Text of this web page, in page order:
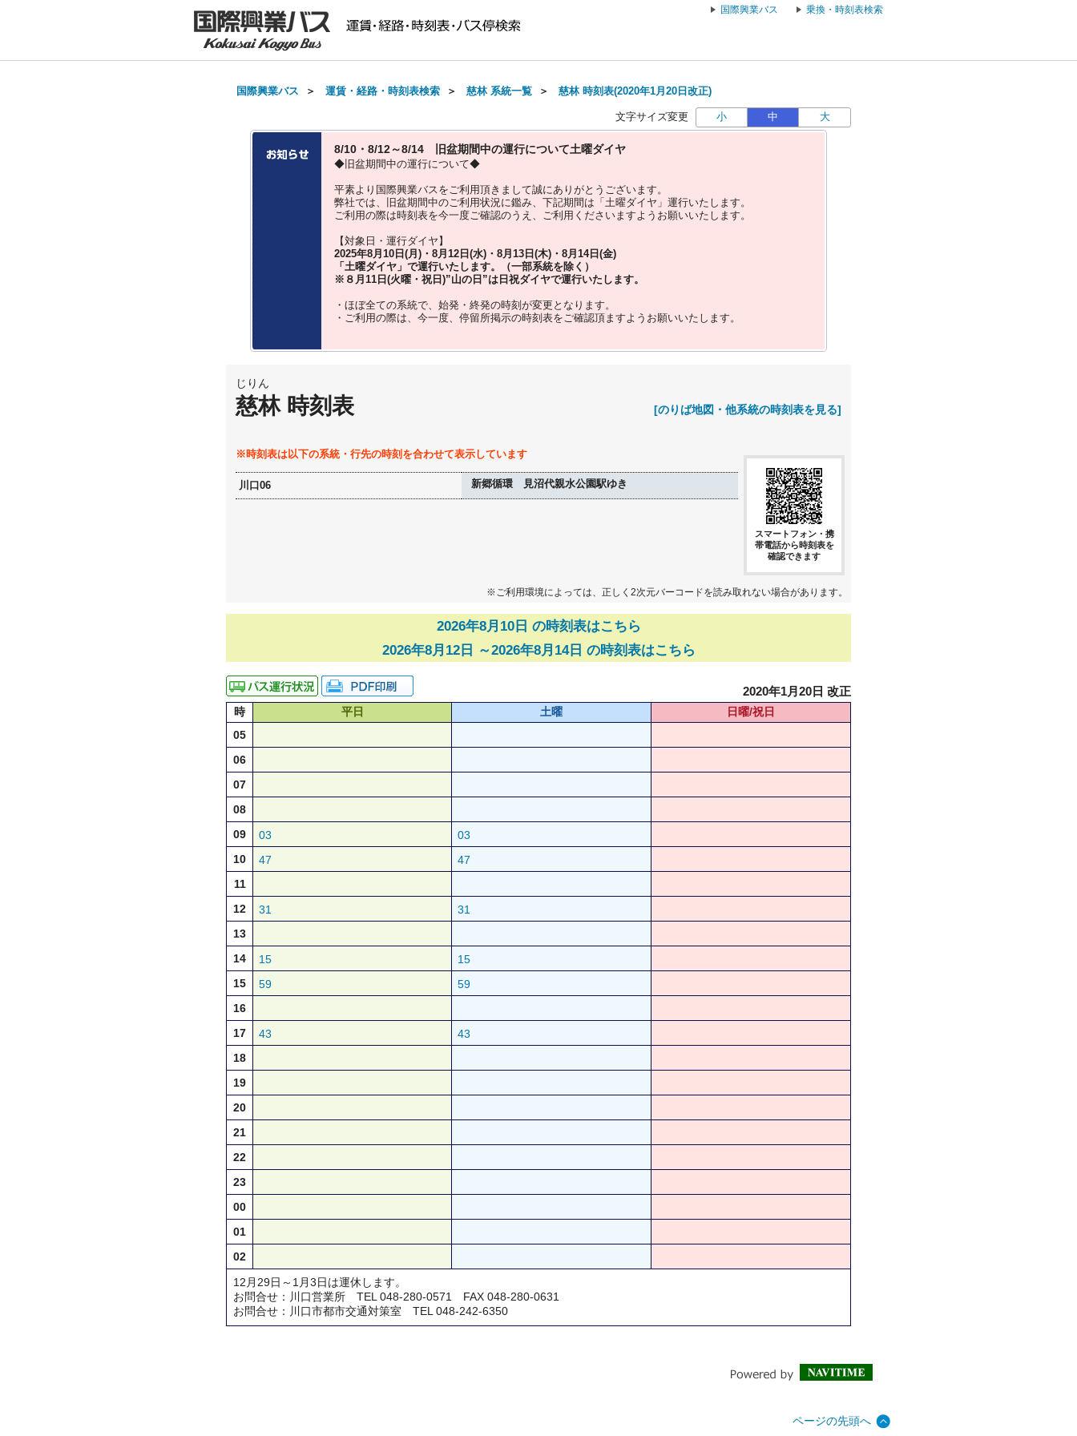
国際興業バス 乗換・時刻表検索
国際興業バス ＞ 運賃・経路・時刻表検索 ＞ 慈林 系統一覧 ＞ 慈林 時刻表(2020年1月20日改正)
文字サイズ変更 小 中 大
8/10・8/12～8/14 旧盆期間中の運行について土曜ダイヤ
◆旧盆期間中の運行について◆
平素より国際興業バスをご利用頂きまして誠にありがとうございます。
弊社では、旧盆期間中のご利用状況に鑑み、下記期間は「土曜ダイヤ」運行いたします。
ご利用の際は時刻表を今一度ご確認のうえ、ご利用くださいますようお願いいたします。
【対象日・運行ダイヤ】
2025年8月10日(月)・8月12日(水)・8月13日(木)・8月14日(金)
「土曜ダイヤ」 で運行いたします。（一部系統を除く）
※８月11日(火曜・祝日)”山の日 ”は 日祝ダイヤで運行いたします。
・ほぼ全ての系統で、始発・終発の時刻が変更となります。
・ご利用の際は、今一度、 停留所掲示の時刻表をご確認頂ますようお願いいたします。
じりん
慈林 時刻表 [のりば地図・他系統の時刻表を見る]
※時刻表は以下の系統・行先の時刻を合わせて表示しています
川口06 新郷循環 見沼代親水公園駅ゆき
スマートフォン・携
帯電話から時刻表を
確認できます
※ご利用環境によっては、正しく2次元バーコードを読み取れない場合があります。
2026年8月10日 の時刻表はこちら
2026年8月12日 ～2026年8月14日 の時刻表はこちら
2020年1月20日 改正
時 平日 土曜
日曜/祝日
05
06
07
08
09
03
03
10
47
47
11
12
31
31
13
14
15
15
15
59
59
16
17
43
43
18
19
20
21
22
23
00
01
02
12月29日～1月3日は運休します。
お問合せ：川口営業所 TEL 048-280-0571 FAX 048-280-0631
お問合せ：川口市都市交通対策室 TEL 048-242-6350
ページの先頭へ